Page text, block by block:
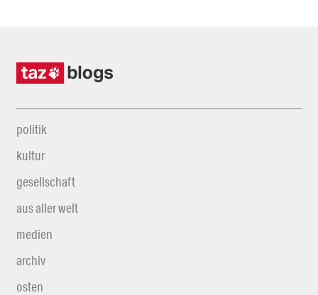
politik
kultur
gesellschaft
aus aller welt
medien
archiv
osten